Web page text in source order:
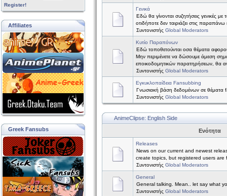
Register!
Affiliates
Greek Fansubs
Γενικά
Εδώ θα γίνονται συζητήσεις γενικές
οτιδήποτε δεν ταιριάζει στις παραπάνω
Συντονιστής Global Moderators
Κυτίο Παραπόνων
Εδώ τοποθετούνται οσα θέματα
Μην περιμένετε να δώσουμε άμεση
εποικοδομητικών παρατηρήσεων, θα
Συντονιστής Global Moderators
Εγκυκλοπαίδεια Fansubbing
Γνωσιακή βάση δεδομένων σε θέματα
Συντονιστής Global Moderators
AnimeClipse: English Side
Ενότητα
Releases
News on our current and newest
create topics, but registered users are
Συντονιστής Global Moderators
General
General talking. Mean.. let say what
Συντονιστής Global Moderators